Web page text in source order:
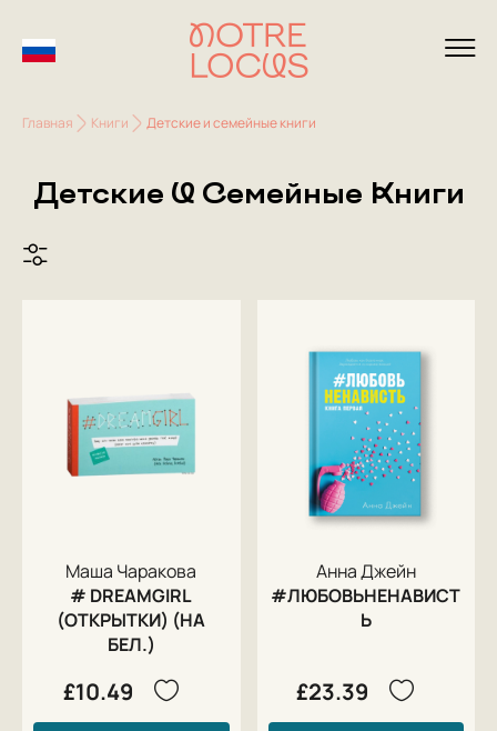
Главная Книги Детские и семейные книги
Детские И Семейные Книги
Маша Чаракова
# DREAMGIRL
(ОТКРЫТКИ) (НА
БЕЛ.)
£10.49
Анна Джейн
#ЛЮБОВЬНЕНАВИСТ
Ь
£23.39